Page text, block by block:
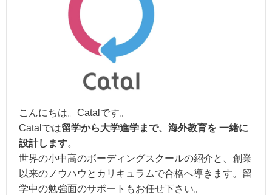
こんにちは。Catalです。
Catalでは留学から大学進学まで、海外教育を 一緒に
設計します。
世界の小中高のボーディングスクールの紹介と、創業
以来のノウハウとカリキュラムで合格へ導きます。留
学中の勉強面のサポートもお任せ下さい。